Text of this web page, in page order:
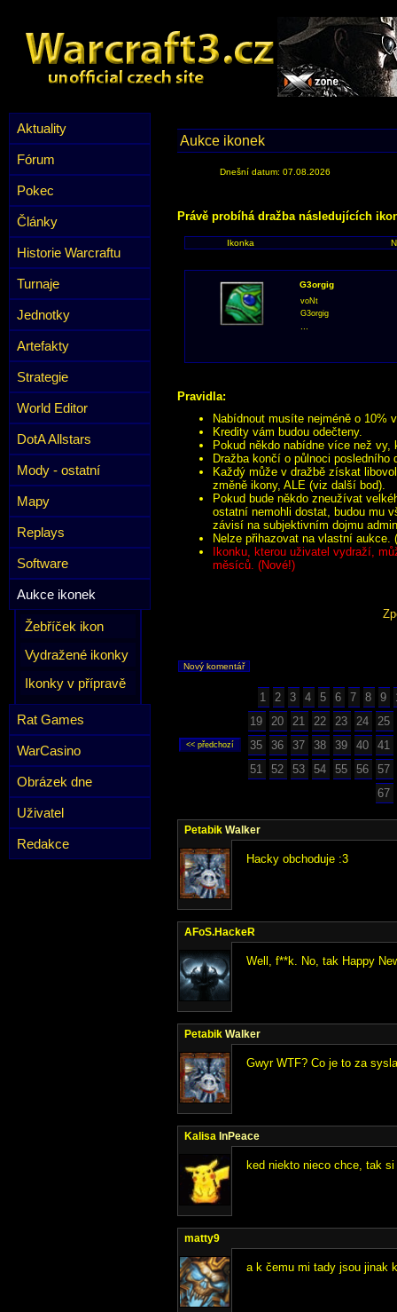
Aktuality
Fórum
Pokec
Články
Historie Warcraftu
Turnaje
Jednotky
Artefakty
Strategie
World Editor
DotA Allstars
Mody - ostatní
Mapy
Replays
Software
Aukce ikonek
Žebříček ikon
Vydražené ikonky
Ikonky v přípravě
Rat Games
WarCasino
Obrázek dne
Uživatel
Redakce
Aukce ikonek
Dnešní datum: 07.08.2026
Právě probíhá dražba následujících
Ikonka
G3orgig
voNt
G3orgig
Pravidla:
Nabídnout musíte nejméně o
Kredity vám budou odečteny.
Pokud někdo nabídne více než
Dražba končí o půlnoci posledního
Každý může v dražbě získat
změně ikony, ALE (viz další bod).
Pokud bude někdo zneužívat
ostatní nemohli dostat, budou mu
závisí na subjektivním dojmu
Nelze přihazovat na vlastní aukce.
Ikonku, kterou uživatel vydraží,
měsíců. (Nové!)
Nový komentář
1 2 3 4 5 6 7 8 9
19
20 21 22 23 24
25
35
36 37 38 39 40
41
51
52 53 54 55 56
57
67
Petabik Walker
Hacky obchoduje :3
AFoS.HackeR
Well, f**k. No, tak Happy
Petabik Walker
Gwyr WTF? Co je to za
Kalisa InPeace
ked niekto nieco chce, tak
matty9
a k čemu mi tady jsou jinak